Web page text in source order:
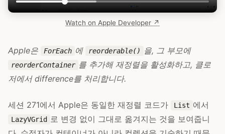
Watch on Apple Developer ↗
Apple은 ForEach 에 reorderable() 을, 그 부모에
reorderContainer 를 추가해 재정렬을 활성화하고, 클로
저에서 difference를 처리합니다.
세션 271에서 Apple은 동일한 재정렬 코드가 List 에서
LazyVGrid 로 변경 없이 그대로 옮겨지는 것을 보여줍니